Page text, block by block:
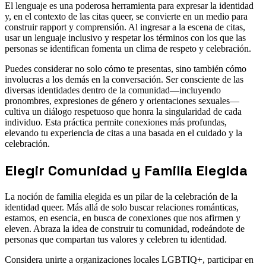
El lenguaje es una poderosa herramienta para expresar la identidad
y, en el contexto de las citas queer, se convierte en un medio para
construir rapport y comprensión. Al ingresar a la escena de citas,
usar un lenguaje inclusivo y respetar los términos con los que las
personas se identifican fomenta un clima de respeto y celebración.
Puedes considerar no solo cómo te presentas, sino también cómo
involucras a los demás en la conversación. Ser consciente de las
diversas identidades dentro de la comunidad—incluyendo
pronombres, expresiones de género y orientaciones sexuales—
cultiva un diálogo respetuoso que honra la singularidad de cada
individuo. Esta práctica permite conexiones más profundas,
elevando tu experiencia de citas a una basada en el cuidado y la
celebración.
Elegir Comunidad y Familia Elegida
La noción de familia elegida es un pilar de la celebración de la
identidad queer. Más allá de solo buscar relaciones románticas,
estamos, en esencia, en busca de conexiones que nos afirmen y
eleven. Abraza la idea de construir tu comunidad, rodeándote de
personas que compartan tus valores y celebren tu identidad.
Considera unirte a organizaciones locales LGBTIQ+, participar en